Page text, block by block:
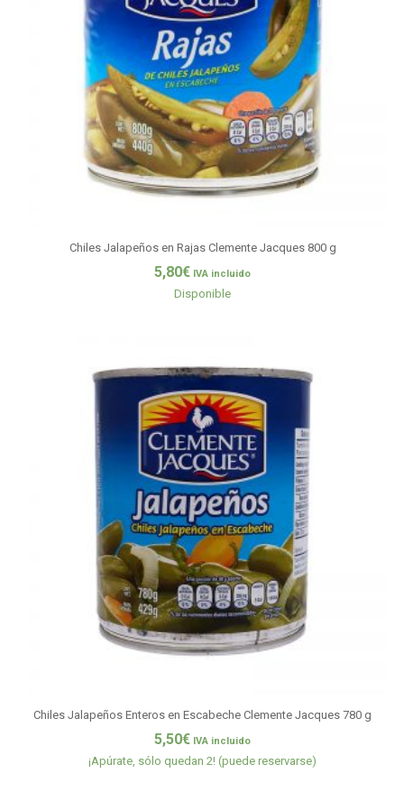
Chiles Jalapeños en Rajas Clemente Jacques 800 g
5,80€ IVA incluido
Disponible
Chiles Jalapeños Enteros en Escabeche Clemente Jacques 780 g
5,50€ IVA incluido
¡Apúrate, sólo quedan 2! (puede reservarse)